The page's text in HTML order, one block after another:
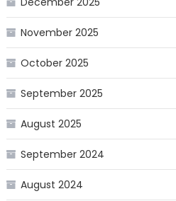
November 2025
October 2025
September 2025
August 2025
September 2024
August 2024